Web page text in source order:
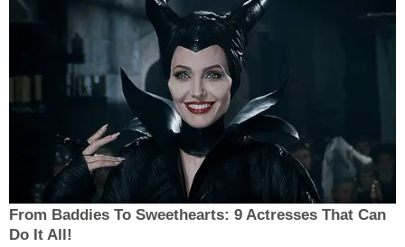
From Baddies To Sweethearts: 9 Actresses That Can
Do It All!